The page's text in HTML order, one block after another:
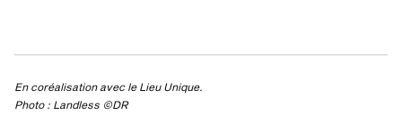
En coréalisation avec le Lieu Unique.
Photo : Landless ©DR